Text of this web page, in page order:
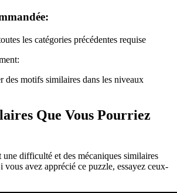
les catégories précédentes requise
des motifs similaires dans les niveaux
Que Vous Pourriez
une difficulté et des mécaniques similaires
vous avez apprécié ce puzzle, essayez ceux-